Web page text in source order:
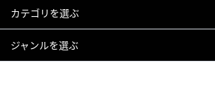
カテゴリを選ぶ
ジャンルを選ぶ